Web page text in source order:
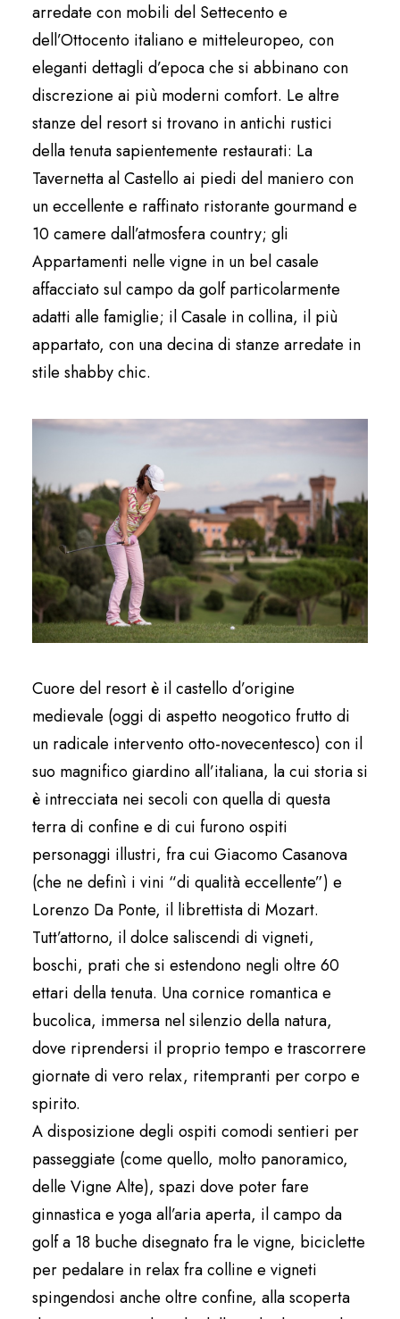
arredate con mobili del Settecento e
dell’Ottocento italiano e mitteleuropeo, con
eleganti dettagli d’epoca che si abbinano con
discrezione ai più moderni comfort. Le altre
stanze del resort si trovano in antichi rustici
della tenuta sapientemente restaurati: La
Tavernetta al Castello ai piedi del maniero con
un eccellente e raffinato ristorante gourmand e
10 camere dall’atmosfera country; gli
Appartamenti nelle vigne in un bel casale
affacciato sul campo da golf particolarmente
adatti alle famiglie; il Casale in collina, il più
appartato, con una decina di stanze arredate in
stile shabby chic.
Cuore del resort è il castello d’origine
medievale (oggi di aspetto neogotico frutto di
un radicale intervento otto-novecentesco) con il
suo magnifico giardino all’italiana, la cui storia si
è intrecciata nei secoli con quella di questa
terra di confine e di cui furono ospiti
personaggi illustri, fra cui Giacomo Casanova
(che ne definì i vini “di qualità eccellente”) e
Lorenzo Da Ponte, il librettista di Mozart.
Tutt’attorno, il dolce saliscendi di vigneti,
boschi, prati che si estendono negli oltre 60
ettari della tenuta. Una cornice romantica e
bucolica, immersa nel silenzio della natura,
dove riprendersi il proprio tempo e trascorrere
giornate di vero relax, ritempranti per corpo e
spirito.
A disposizione degli ospiti comodi sentieri per
passeggiate (come quello, molto panoramico,
delle Vigne Alte), spazi dove poter fare
ginnastica e yoga all’aria aperta, il campo da
golf a 18 buche disegnato fra le vigne, biciclette
per pedalare in relax fra colline e vigneti
spingendosi anche oltre confine, alla scoperta